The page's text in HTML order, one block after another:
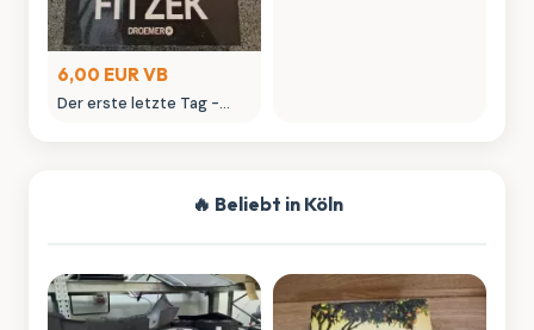
6,00 EUR VB
Der erste letzte Tag -
🔥 Beliebt in Köln